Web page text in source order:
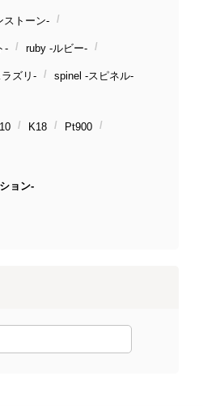
ストーン-
- ruby -ルビー-
ズリ- spinel -スピネル-
K18 Pt900
ョン-